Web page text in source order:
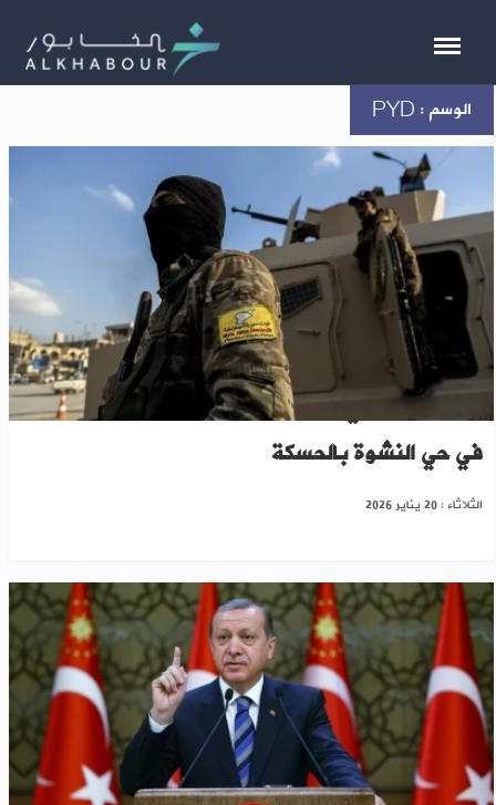
الوسم : PYD
مسيرة لـ "ب ي د" ترتكب مجزرة باستهداف مدنيين
في حي النشوة بالحسكة
الثلاثاء : 20 يناير 2026